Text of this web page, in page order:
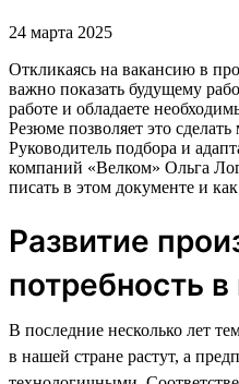
24 марта 2025
Откликаясь на вакансию в
важно показать будущему
работе и обладаете
Резюме позволяет это
Руководитель подбора и
компаний «Велком» Ольга
писать в этом документе и
Развитие
потребность в
В последние несколько лет
в нашей стране растут, а